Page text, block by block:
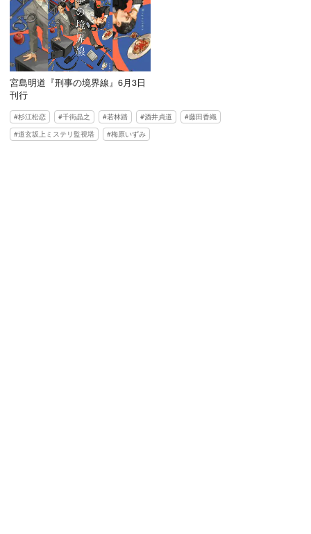
宮島明道『刑事の境界線』6月3日
刊行
杉江松恋 千街晶之 若林踏 酒井貞道
藤田香織
道玄坂上ミステリ監視塔
梅原いずみ